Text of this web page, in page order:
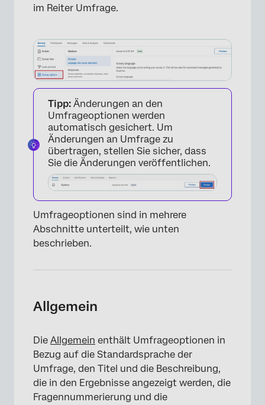
im Reiter Umfrage.
Tipp: Änderungen an den
Umfrageoptionen werden
automatisch gesichert. Um
Änderungen an Umfrage zu
übertragen, stellen Sie sicher, dass
Sie die Änderungen veröffentlichen.
Umfrageoptionen sind in mehrere
Abschnitte unterteilt, wie unten
beschrieben.
Allgemein
Die Allgemein enthält Umfrageoptionen in
Bezug auf die Standardsprache der
Umfrage, den Titel und die Beschreibung,
die in den Ergebnisse angezeigt werden, die
Fragennummerierung und die